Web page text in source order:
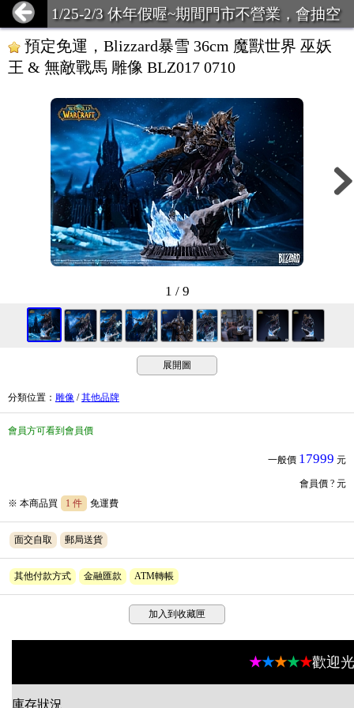
1/25-2/3 休年假喔~期間門市不營業，會抽空
回覆問題，有緊急可致電店主~
預定免運，Blizzard暴雪 36cm 魔獸世界 巫妖
王 & 無敵戰馬 雕像 BLZ017 0710
1 / 9
展開圖
分類位置 ： 雕像 /其他品牌
會員方可看到會員價
一般價 17999 元
會員價 ? 元
※ 本商品買
1 件 免運費
面交自取 郵局送貨
其他付款方式 金融匯款 ATM轉帳
加入到收藏匣
★★★★★歡迎
庫存狀況